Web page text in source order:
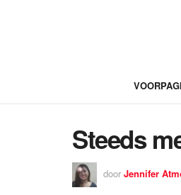
Steeds
door Jennifer